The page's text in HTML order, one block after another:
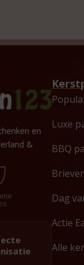
en
&
Luxe
BBQ
Dag
Actie
Alle